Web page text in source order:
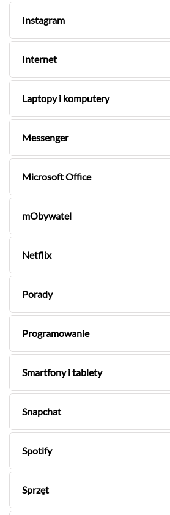
Instagram
Internet
Laptopy i komputery
Messenger
Microsoft Office
mObywatel
Netflix
Porady
Programowanie
Smartfony i tablety
Snapchat
Spotify
Sprzęt